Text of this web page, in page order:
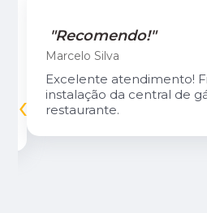
"Recomendo!"
Marcelo Silva
Excelente atendimento!
instalação da central de
restaurante.
‹